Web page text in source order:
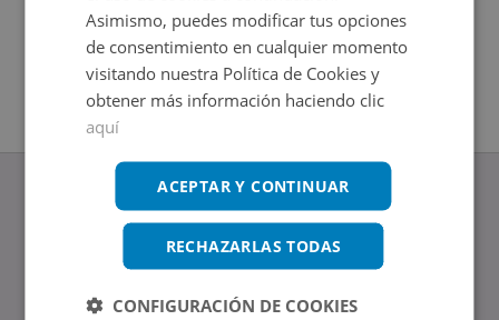
www.altamirainmuebles.com
Edificio Skylight
Avenida de Manoteras 14-16, 28050, Madrid
Asimismo, puedes modificar tus opciones
de consentimiento en cualquier momento
visitando nuestra Política de Cookies y
obtener más información haciendo clic
aquí
ACEPTAR Y CONTINUAR
RECHAZARLAS TODAS
CONFIGURACIÓN DE COOKIES